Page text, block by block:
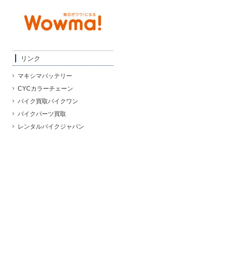
リンク
マキシマバッテリー
CYCカラーチェーン
バイク買取バイクワン
バイクパーツ買取
レンタルバイクジャパン